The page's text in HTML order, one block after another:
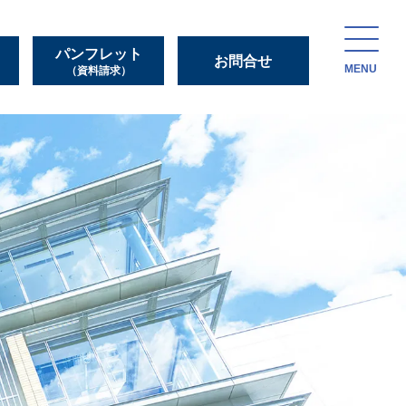
パンフレット
（資料請求）
お問合せ
MENU